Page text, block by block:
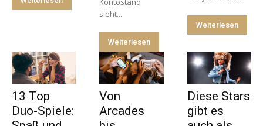
sieht...
Weiterlesen
Weiterlesen
13 Top
Duo-Spiele:
Von
Arcades
Diese Stars
gibt es